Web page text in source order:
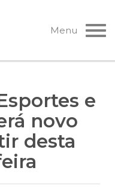
Menu
e
novo
desta